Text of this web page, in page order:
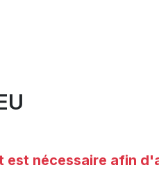
est nécessaire afin